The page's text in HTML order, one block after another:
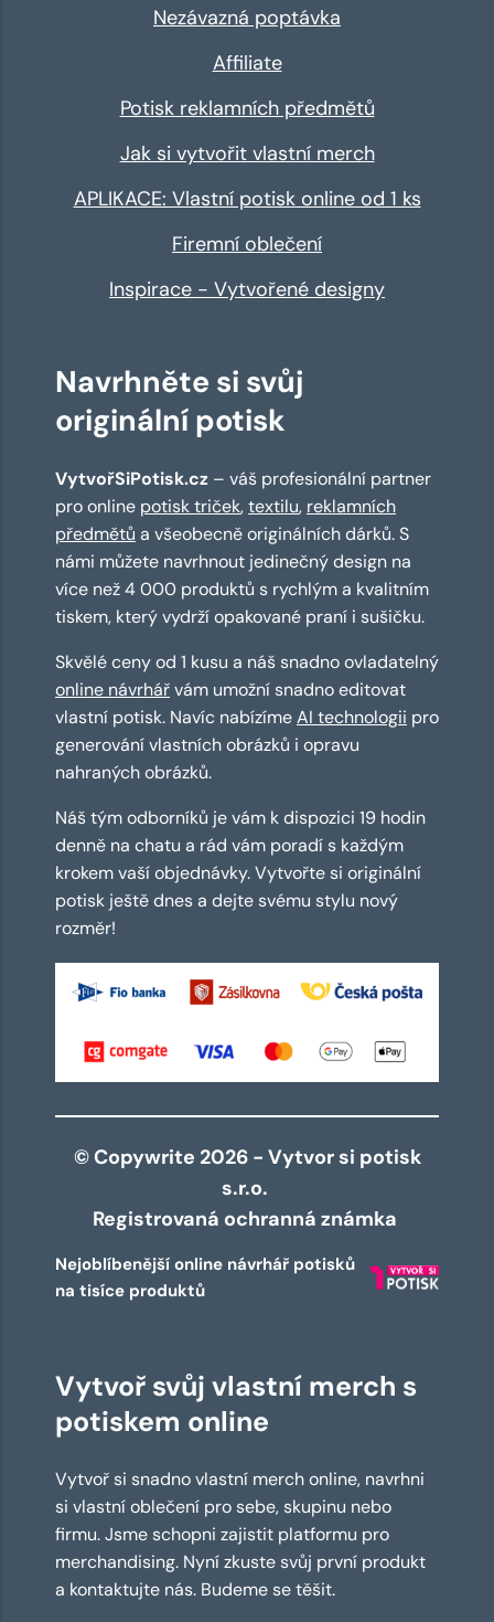
Nezávazná poptávka
Affiliate
Potisk reklamních předmětů
Jak si vytvořit vlastní merch
APLIKACE: Vlastní potisk online od 1 ks
Firemní oblečení
Inspirace - Vytvořené designy
Navrhněte si svůj
originální potisk
VytvořSiPotisk.cz – váš profesionální partner
pro online potisk triček,textilu, reklamních
předmětů a všeobecně originálních dárků. S
námi můžete navrhnout jedinečný design na
více než 4 000 produktů s rychlým a kvalitním
tiskem, který vydrží opakované praní i sušičku.
Skvělé ceny od 1 kusu a náš snadno ovladatelný
online návrhářvám umožní snadno editovat
vlastní potisk. Navíc nabízímeAI technologii pro
generování vlastních obrázků i opravu
nahraných obrázků.
Náš tým odborníků je vám k dispozici 19 hodin
denně na chatu a rád vám poradí s každým
krokem vaší objednávky. Vytvořte si originální
potisk ještě dnes a dejte svému stylu nový
rozměr!
© Copywrite 2026 - Vytvor si potisk
s.r.o.
Registrovaná ochranná známka
Nejoblíbenější online návrhář potisků
na tisíce produktů
Vytvoř svůj vlastní merch s
potiskem online
Vytvoř si snadno vlastní merch online, navrhni
si vlastní oblečení pro sebe, skupinu nebo
firmu. Jsme schopni zajistit platformu pro
merchandising. Nyní zkuste svůj první produkt
a kontaktujte nás. Budeme se těšit.